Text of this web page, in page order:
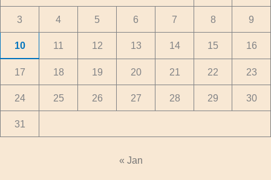
3 4 5 6 7 8 9
10 11 12 13 14 15 16
17 18 19 20 21 22 23
24 25 26 27 28 29 30
31
« Jan